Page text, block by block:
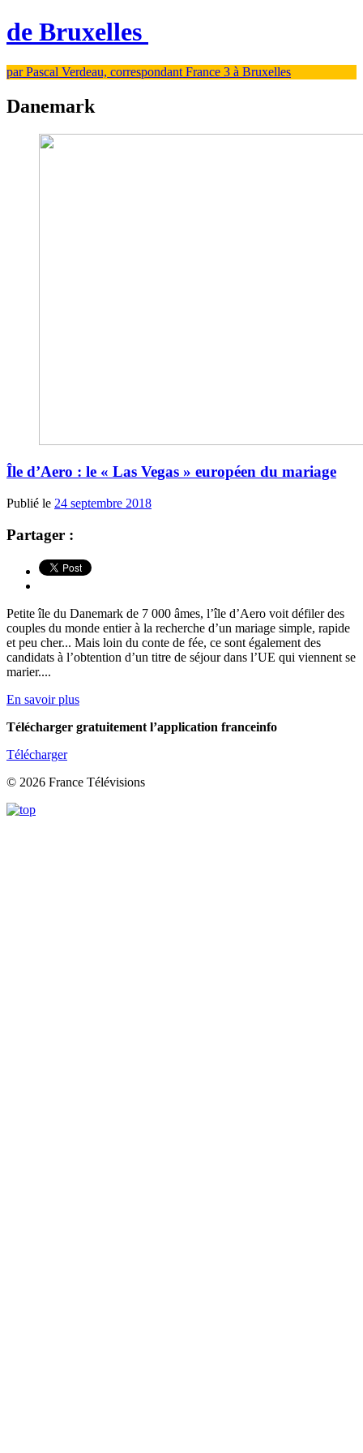
de Bruxelles
par Pascal Verdeau, correspondant France 3 à Bruxelles
Danemark
Île d’Aero : le « Las Vegas » européen du mariage
Publié le 24 septembre 2018
Partager :
Petite île du Danemark de 7 000 âmes, l’île d’Aero voit défiler des
couples du monde entier à la recherche d’un mariage simple, rapide
et peu cher... Mais loin du conte de fée, ce sont également des
candidats à l’obtention d’un titre de séjour dans l’UE qui viennent se
marier....
En savoir plus
Télécharger gratuitement l’application franceinfo
Télécharger
© 2026 France Télévisions